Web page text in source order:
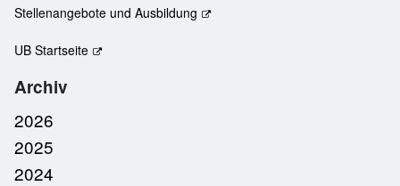
Stellenangebote und Ausbildung
UB Startseite
Archiv
2026
2025
2024